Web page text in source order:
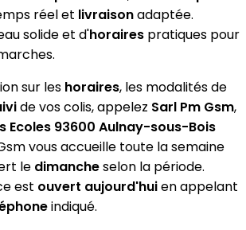
réel et livraisonadaptée.
solide et d'horaires pratiques pour
sur les horaires, les modalités de
de vos colis, appelez Sarl Pm Gsm,
Ecoles 93600 Aulnay-sous-Bois
vous accueille toute la semaine
le dimancheselon la période.
est ouvert aujourd'huien appelant
indiqué.